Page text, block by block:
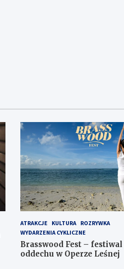
ATRAKCJE KULTURA ROZRYWKA
WYDARZENIA CYKLICZNE
Brasswood Fest –
oddechu w Operze Leśnej